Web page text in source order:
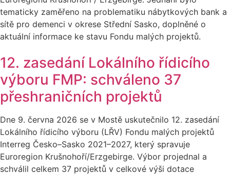
tematicky zaměřeno na problematiku nábytkových bank a
sítě pro demenci v okrese Střední Sasko, doplněné o
aktuální informace ke stavu Fondu malých projektů.
12. zasedání Lokálního řídicího
výboru FMP: schváleno 37
přeshraničních projektů
Dne 9. června 2026 se v Mostě uskutečnilo 12. zasedání
Lokálního řídicího výboru (LŘV) Fondu malých projektů
Interreg Česko–Sasko 2021–2027, který spravuje
Euroregion Krušnohoří/Erzgebirge. Výbor projednal a
schválil celkem 37 projektů v celkové výši dotace